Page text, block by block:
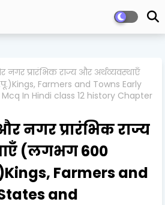
नगर प्रारंभिक राज्य और अर्थव्यवस्थाएँ
Farmers and Towns Early
In Hindi class 12 history Chapter
नगर प्रारंभिक राज्य
(लगभग 600
Farmers and
and